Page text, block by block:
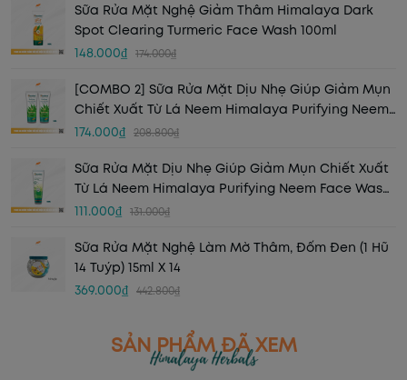
Sữa Rửa Mặt Nghệ Giảm Thâm Himalaya Dark
Spot Clearing Turmeric Face Wash 100ml
148.000₫ 174.000₫
[COMBO 2] Sữa Rửa Mặt Dịu Nhẹ Giúp Giảm Mụn
Chiết Xuất Từ Lá Neem Himalaya Purifying Neem
Face Wash 50ML (2 CHAI)
174.000₫ 208.800₫
Sữa Rửa Mặt Dịu Nhẹ Giúp Giảm Mụn Chiết Xuất
Từ Lá Neem Himalaya Purifying Neem Face Wash
100ml
111.000₫ 131.000₫
Sữa Rửa Mặt Nghệ Làm Mờ Thâm, Đốm Đen (1 Hũ
14 Tuýp) 15ml X 14
369.000₫ 442.800₫
SẢN PHẨM ĐÃ XEM